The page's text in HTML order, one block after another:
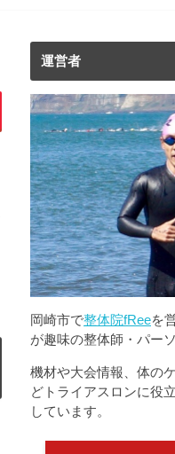
運営者
岡崎市で整体院fReeを
が趣味の整体師・パー
機材や大会情報、体の
どトライアスロンに役
しています。